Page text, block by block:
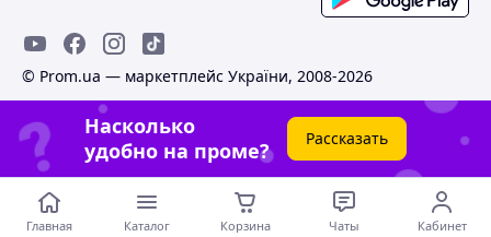
© Prom.ua — маркетплейс України, 2008-2026
Насколько
удобно на проме?
Рассказать
Главная Каталог Корзина Чаты Кабинет